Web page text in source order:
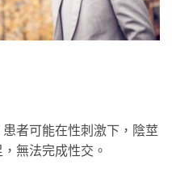
者可能在性刺激下，陰莖
無法完成性交。